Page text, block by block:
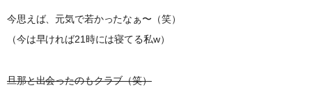
今思えば、元気で若かったなぁ〜（笑）
（今は早ければ21時には寝てる私w）
旦那と出会ったのもクラブ（笑）